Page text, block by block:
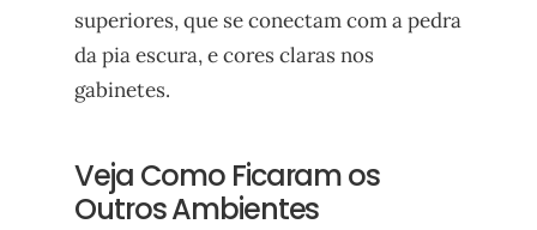
superiores, que se conectam com a pedra
da pia escura, e cores claras nos
gabinetes.
Veja Como Ficaram os
Outros Ambientes